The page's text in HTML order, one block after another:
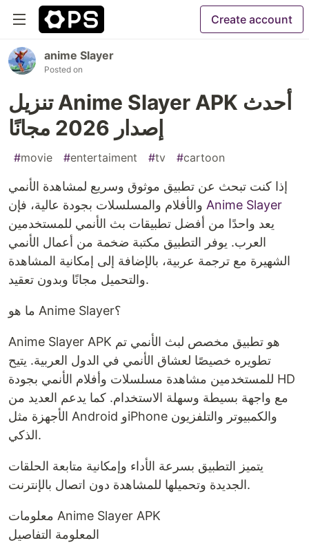
Create account
anime Slayer
Posted on
تنزيل Anime Slayer APK أحدث
إصدار 2026 مجانًا
#movie #entertaiment #tv #cartoon
إذا كنت تبحث عن تطبيق موثوق وسريع لمشاهدة الأنمي
Anime Slayer
يعد واحدًا من أفضل تطبيقات بث الأنمي للمستخدمين
العرب. يوفر التطبيق مكتبة ضخمة من أعمال الأنمي
الشهيرة مع ترجمة عربية، بالإضافة إلى إمكانية المشاهدة
والتحميل مجانًا وبدون تعقيد.
ما هو Anime Slayer؟
Anime Slayer APK هو تطبيق مخصص لبث الأنمي تم
تطويره خصيصًا لعشاق الأنمي في الدول العربية. يتيح
للمستخدمين مشاهدة مسلسلات وأفلام الأنمي بجودة HD
مع واجهة بسيطة وسهلة الاستخدام. كما يدعم العديد من
الأجهزة مثل Android وiPhone والكمبيوتر والتلفزيون
الذكي.
يتميز التطبيق بسرعة الأداء وإمكانية متابعة الحلقات
الجديدة وتحميلها للمشاهدة دون اتصال بالإنترنت.
معلومات Anime Slayer APK
المعلومة التفاصيل